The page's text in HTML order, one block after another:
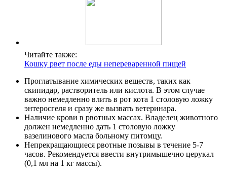
Читайте также:
Кошку рвет после еды непереваренной пищей
Проглатывание химических веществ, таких как
скипидар, растворитель или кислота. В этом случае
важно немедленно влить в рот кота 1 столовую ложку
энтеросгеля и сразу же вызвать ветеринара.
Наличие крови в рвотных массах. Владелец животного
должен немедленно дать 1 столовую ложку
вазелинового масла больному питомцу.
Непрекращающиеся рвотные позывы в течение 5-7
часов. Рекомендуется ввести внутримышечно церукал
(0,1 мл на 1 кг массы).